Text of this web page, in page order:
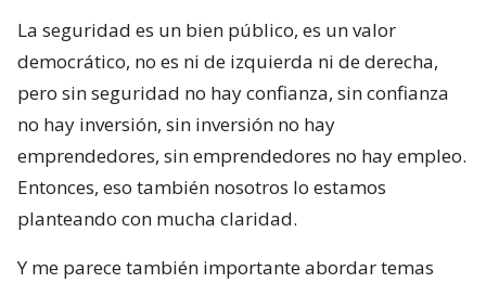
La seguridad es un bien público, es un valor
democrático, no es ni de izquierda ni de derecha,
pero sin seguridad no hay confianza, sin confianza
no hay inversión, sin inversión no hay
emprendedores, sin emprendedores no hay empleo.
Entonces, eso también nosotros lo estamos
planteando con mucha claridad.
Y me parece también importante abordar temas